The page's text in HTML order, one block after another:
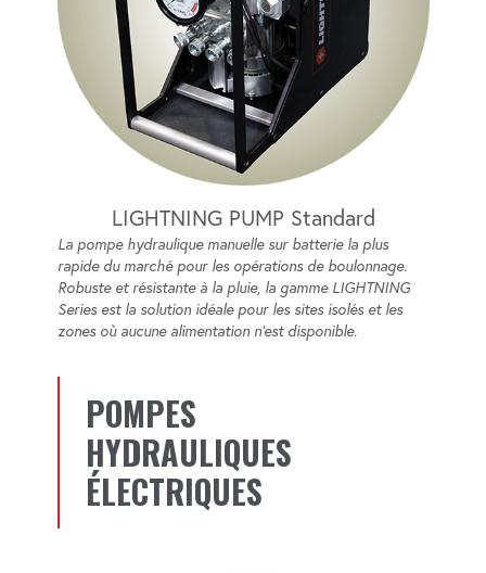
LIGHTNING PUMP Standard
La pompe hydraulique manuelle sur batterie la plus
rapide du marché pour les opérations de boulonnage.
Robuste et résistante à la pluie, la gamme LIGHTNING
Series est la solution idéale pour les sites isolés et les
zones où aucune alimentation n’est disponible.
POMPES
HYDRAULIQUES
ÉLECTRIQUES